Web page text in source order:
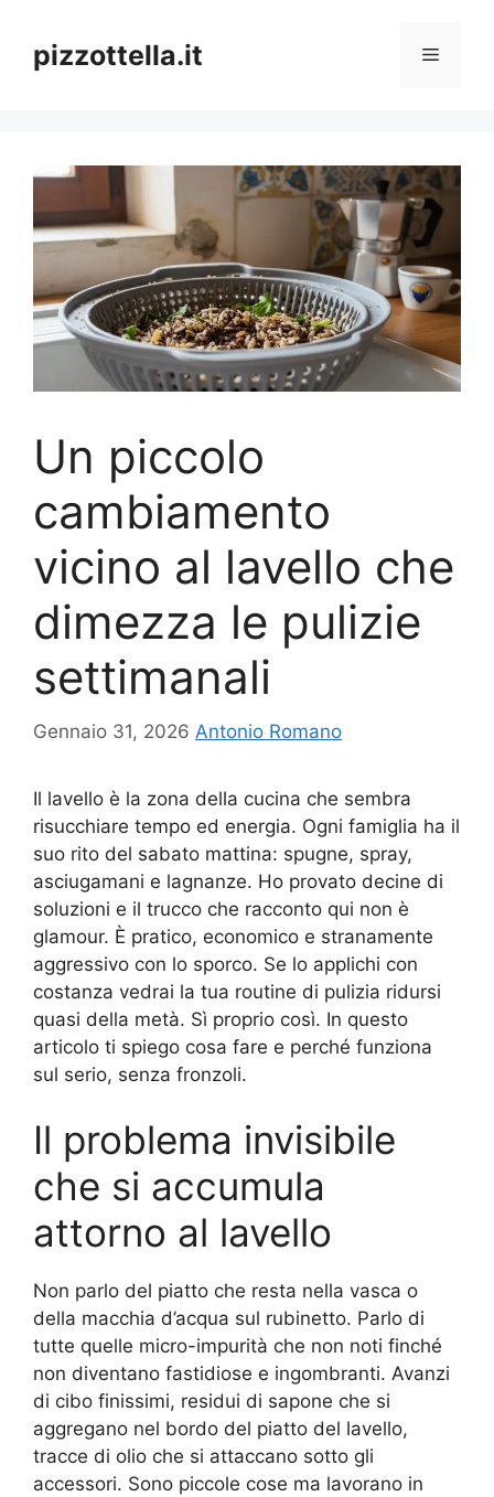
contenuto
pizzottella.it Menu
Un piccolo
cambiamento
vicino al lavello che
dimezza le pulizie
settimanali
Gennaio 31, 2026 Antonio Romano
Il lavello è la zona della cucina che sembra
risucchiare tempo ed energia. Ogni famiglia ha il
suo rito del sabato mattina: spugne, spray,
asciugamani e lagnanze. Ho provato decine di
soluzioni e il trucco che racconto qui non è
glamour. È pratico, economico e stranamente
aggressivo con lo sporco. Se lo applichi con
costanza vedrai la tua routine di pulizia ridursi
quasi della metà. Sì proprio così. In questo
articolo ti spiego cosa fare e perché funziona
sul serio, senza fronzoli.
Il problema invisibile
che si accumula
attorno al lavello
Non parlo del piatto che resta nella vasca o
della macchia d’acqua sul rubinetto. Parlo di
tutte quelle micro-impurità che non noti finché
non diventano fastidiose e ingombranti. Avanzi
di cibo finissimi, residui di sapone che si
aggregano nel bordo del piatto del lavello,
tracce di olio che si attaccano sotto gli
accessori. Sono piccole cose ma lavorano in